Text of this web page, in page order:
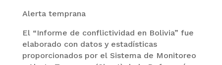
Alerta temprana
El “Informe de conflictividad en Bolivia” fue
elaborado con datos y estadísticas
proporcionados por el Sistema de Monitoreo